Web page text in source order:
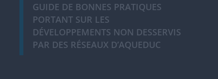
GUIDE DE BONNES PRATIQUES
PORTANT SUR LES
DÉVELOPPEMENTS NON DESSERVIS
PAR DES RÉSEAUX D’AQUEDUC